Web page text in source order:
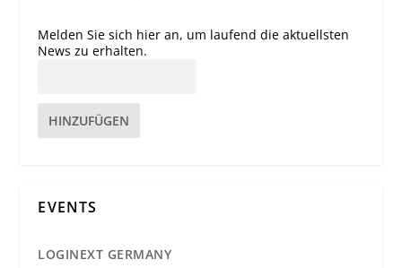
Melden Sie sich hier an, um laufend die aktuellsten
News zu erhalten.
HINZUFÜGEN
EVENTS
LOGINEXT GERMANY